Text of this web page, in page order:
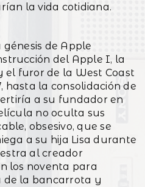
la vida cotidiana.
de Apple
del Apple I, la
furor de la West Coast
hasta la consolidación de
a su fundador en
no oculta sus
obsesivo, que se
a su hija Lisa durante
al creador
los noventa para
de la bancarrota y